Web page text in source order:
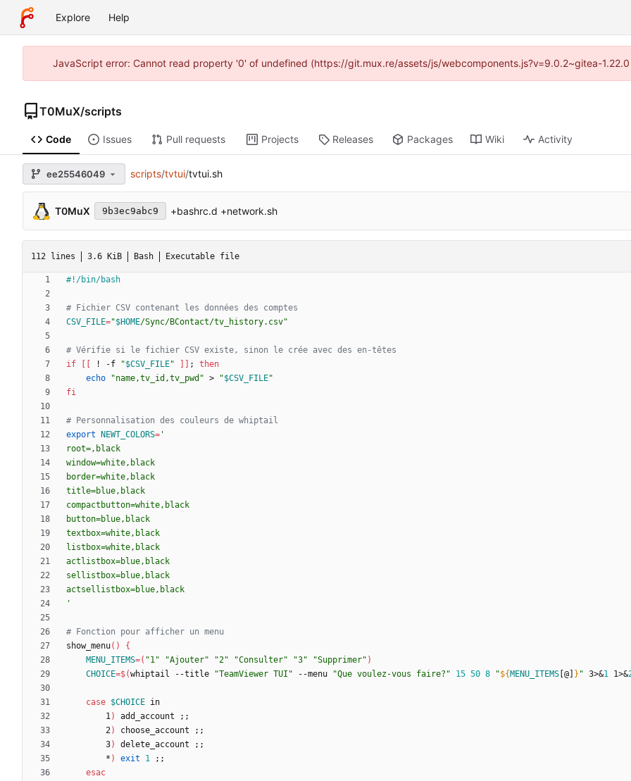
Explore Help
JavaScript error: Cannot read property '0' of undefined (https://git.mux.re/assets/js/webcomponents.js?v=9.0.2~gitea-
T0MuX/scripts
Code Issues Pull requests Projects Releases Packages Wiki Activity
ee25546049 scripts/tvtui/tvtui.sh
T0MuX 9b3ec9abc9 +bashrc.d +network.sh
112 lines 3.6 KiB Bash Executable file
# Fichier CSV contenant les données des comptes
CSV_FILE="$HOME/Sync/BContact/tv_history.csv"
# Vérifie si le fichier CSV existe, sinon le crée avec des en-têtes
if
! -f "$CSV_FILE" ;
then
echo
"name,tv_id,tv_pwd" > "$CSV_FILE"
fi
# Personnalisation des couleurs de whiptail
export
NEWT_COLORS=
'
# Fonction pour afficher un menu
show_menu( )
{
MENU_ITEMS=( "1" "Ajouter" "2" "Consulter" "3" "Supprimer" )
CHOICE=$(whiptail --title "TeamViewer TUI" --menu "Que voulez-vous faire?" 15 50 8 "${ MENU_ITEMS [@] } " 3>&1 1>&
case $CHOICE
        1
) add_account ; ;
        2
) choose_account ; ;
        3
) delete_account ; ;
        *
) exit 1 ; ;
esac